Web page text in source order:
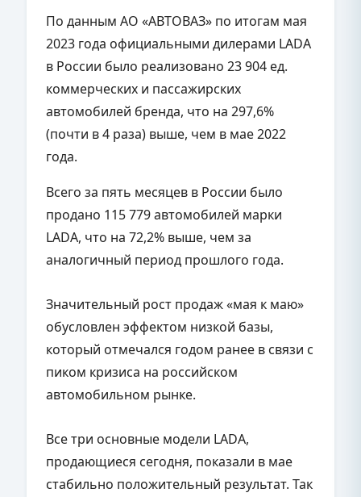
По данным АО «АВТОВАЗ» по итогам мая
2023 года официальными дилерами LADA
в России было реализовано 23 904 ед.
коммерческих и пассажирских
автомобилей бренда, что на 297,6%
(почти в 4 раза) выше, чем в мае 2022
года.
Всего за пять месяцев в России было
продано 115 779 автомобилей марки
LADA, что на 72,2% выше, чем за
аналогичный период прошлого года.
Значительный рост продаж «мая к маю»
обусловлен эффектом низкой базы,
который отмечался годом ранее в связи с
пиком кризиса на российском
автомобильном рынке.
Все три основные модели LADA,
продающиеся сегодня, показали в мае
стабильно положительный результат. Так